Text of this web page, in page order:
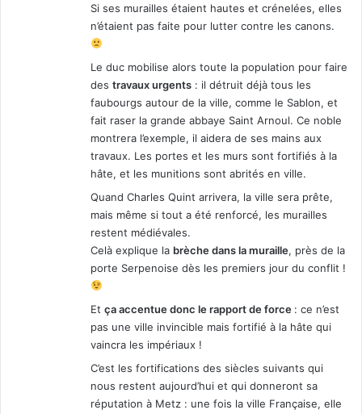
Si ses murailles étaient hautes et crénelées, elles
n’étaient pas faite pour lutter contre les canons.
Le duc mobilise alors toute la population pour faire
des travaux urgents : il détruit déjà tous les
faubourgs autour de la ville, comme le Sablon, et
fait raser la grande abbaye Saint Arnoul. Ce noble
montrera l’exemple, il aidera de ses mains aux
travaux. Les portes et les murs sont fortifiés à la
hâte, et les munitions sont abrités en ville.
Quand Charles Quint arrivera, la ville sera prête,
mais même si tout a été renforcé, les murailles
restent médiévales.
Celà explique la brèche dans la muraille, près de la
porte Serpenoise dès les premiers jour du conflit !
Et ça accentue donc le rapport de force : ce n’est
pas une ville invincible mais fortifié à la hâte qui
vaincra les impériaux !
C’est les fortifications des siècles suivants qui
nous restent aujourd’hui et qui donneront sa
réputation à Metz : une fois la ville Française, elle